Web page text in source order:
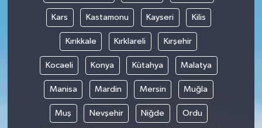
Kars Kastamonu Kayseri Kilis
Kırıkkale Kırklareli Kırşehir
Kocaeli Konya Kütahya Malatya
Manisa Mardin Mersin Muğla
Muş Nevşehir Niğde Ordu